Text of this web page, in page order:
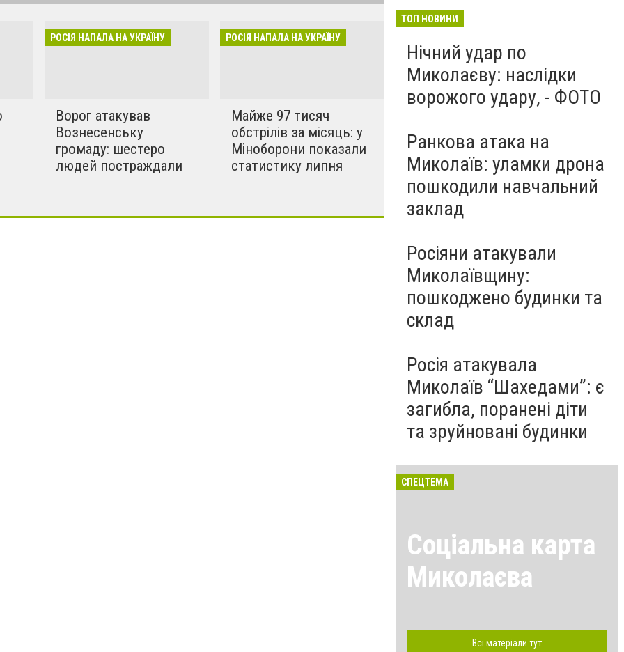
в селах. Ми боремось
РОСІЯ НАПАЛА НА УКРАЇНУ
Ворог атакував
Вознесенську
громаду: шестеро
людей постраждали
РОСІЯ НАПАЛА НА УКРАЇНУ
Майже 97 тисяч
обстрілів за місяць: у
Міноборони показали
статистику липня
серпень
ТОП НОВИНИ
Нічний удар по
Миколаєву: наслідки
ворожого удару, - ФОТО
Ранкова атака на
Миколаїв: уламки дрона
пошкодили навчальний
заклад
Росіяни атакували
Миколаївщину:
пошкоджено будинки та
склад
Росія атакувала
Миколаїв “Шахедами”: є
загибла, поранені діти
та зруйновані будинки
СПЕЦТЕМА
Соціальна карта
Миколаєва
Всі матеріали тут